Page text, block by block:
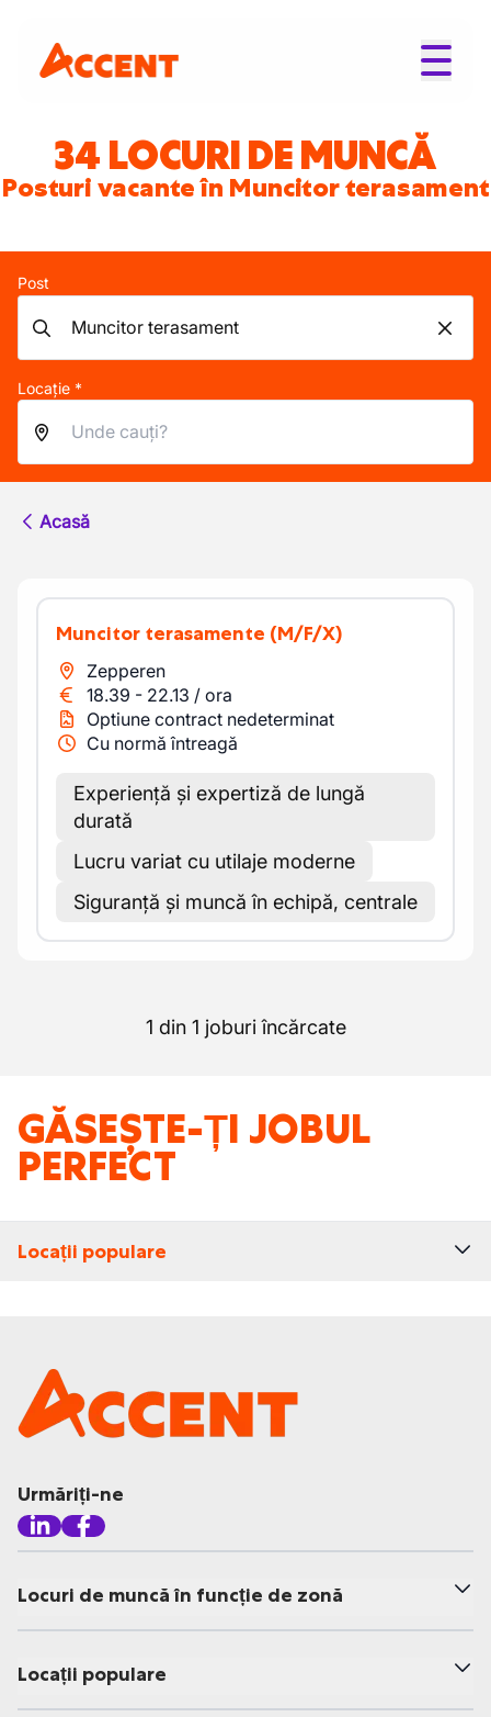
34 LOCURI DE MUNCĂ
Posturi vacante în Muncitor terasament
Post
Locație *
Acasă
Muncitor terasamente (M/F/X)
Zepperen
18.39 - 22.13 / ora
Optiune contract nedeterminat
Cu normă întreagă
Experiență și expertiză de lungă
durată
Lucru variat cu utilaje moderne
Siguranță și muncă în echipă, centrale
1 din 1 joburi încărcate
GĂSEȘTE-ȚI JOBUL
PERFECT
Locații populare
Urmăriți-ne
Locuri de muncă în funcție de zonă
Locații populare